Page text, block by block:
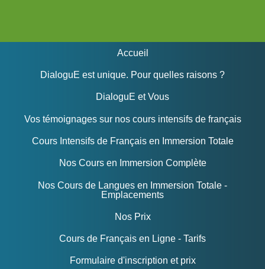
Accueil
DialoguE est unique. Pour quelles raisons ?
DialoguE et Vous
Vos témoignages sur nos cours intensifs de français
Cours Intensifs de Français en Immersion Totale
Nos Cours en Immersion Complète
Nos Cours de Langues en Immersion Totale -
Emplacements
Nos Prix
Cours de Français en Ligne - Tarifs
Formulaire d'inscription et prix